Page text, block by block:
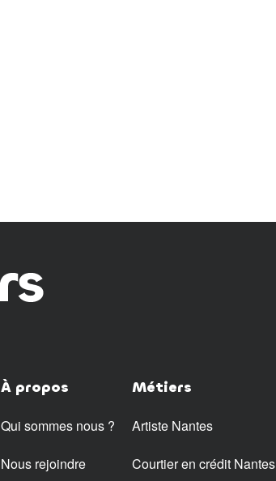
À propos
Qui sommes nous ?
Nous rejoindre
Métiers
Artiste Nantes
Courtier en crédit Nantes